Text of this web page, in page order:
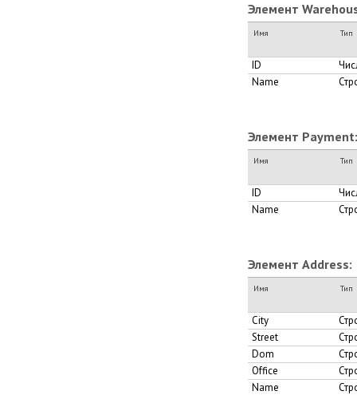
Элемент
Имя Тип
ID
Name
Элемент Payment:
Имя Тип
ID
Name
Элемент Address:
Имя Тип
City
Street
Dom
Office
Name